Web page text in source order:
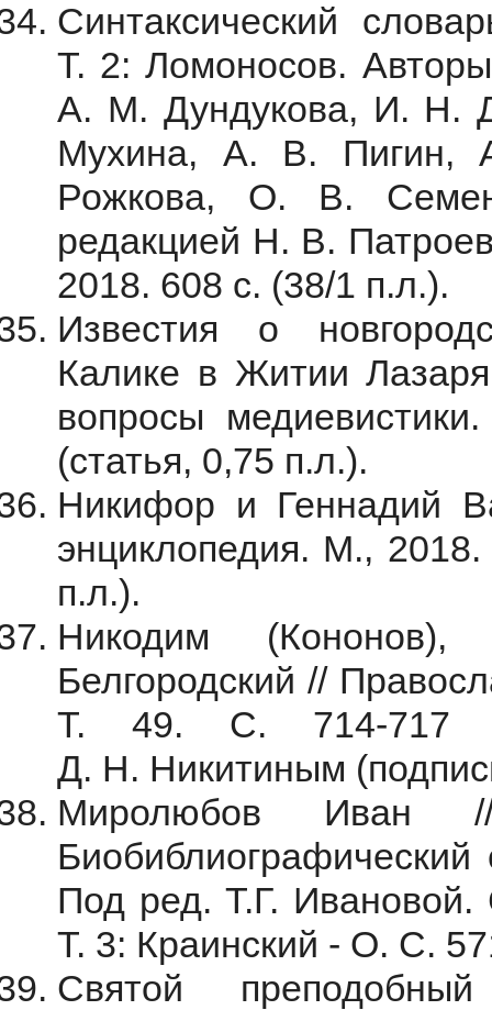
Синтаксический
Т. 2: Ломоносов.
А. М. Дундукова, И. Н.
Мухина, А. В. Пигин,
Рожкова, О. В.
редакцией Н. В.
2018. 608 с. (38/1 п.л.).
Известия о
Калике в Житии
вопросы
(статья, 0,75 п.л.).
Никифор и Геннадий
энциклопедия. М.,
п.л.).
Никодим (Кононов),
Белгородский //
Т. 49. С. 714-717
Д. Н. Никитиным
Миролюбов Иван //
Под ред. Т.Г.
Т. 3: Краинский - О. С.
Святой